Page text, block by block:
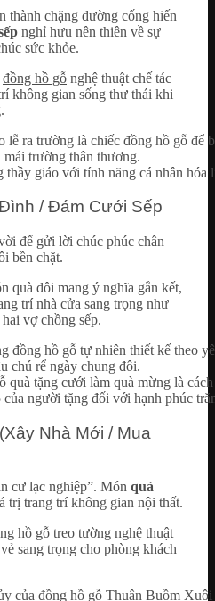
thành chặng đường cống hiến
nghỉ hưu nên thiên về sự
sức khỏe.
đồng hồ gỗ nghệ thuật chế tác
không gian sống thư thái khi
thầy giáo với tính năng cá nhân
/ Đám Cưới Sếp
để gửi lời chúc phúc chân
bền chặt.
quà đôi mang ý nghĩa gắn kết,
trí nhà cửa sang trọng như
hai vợ chồng sếp.
quà tặng cưới làm quà mừng là
của người tặng đối với hạnh phúc
Nhà Mới / Mua
cư lạc nghiệp”. Món quà
trị trang trí không gian nội thất.
hồ gỗ treo tường nghệ thuật
sang trọng cho phòng khách